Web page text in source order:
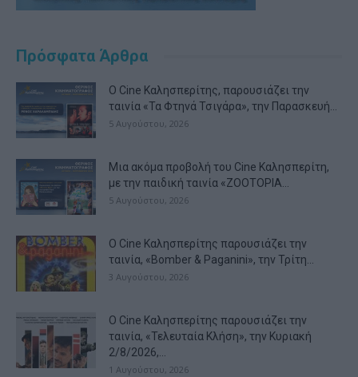
Πρόσφατα Άρθρα
Ο Cine Καλησπερίτης, παρουσιάζει την
ταινία «Τα Φτηνά Τσιγάρα», την Παρασκευή...
5 Αυγούστου, 2026
Μια ακόμα προβολή του Cine Καλησπερίτη,
με την παιδική ταινία «ZOOTOPIA...
5 Αυγούστου, 2026
Ο Cine Καλησπερίτης παρουσιάζει την
ταινία, «Bomber & Paganini», την Τρίτη...
3 Αυγούστου, 2026
Ο Cine Καλησπερίτης παρουσιάζει την
ταινία, «Τελευταία Κλήση», την Κυριακή
2/8/2026,...
1 Αυγούστου, 2026